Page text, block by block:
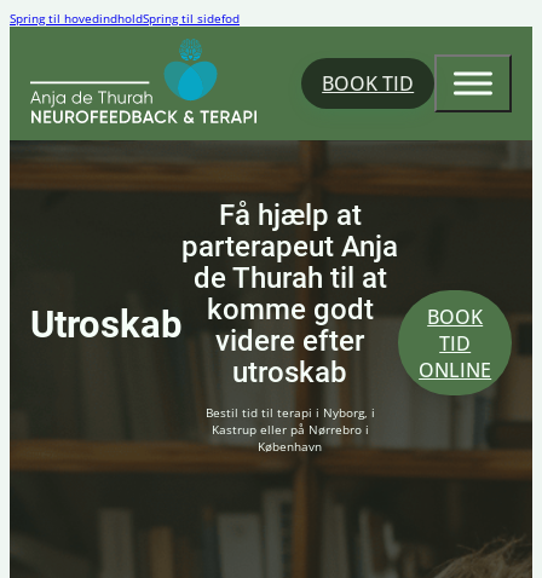
Spring til hovedindholdSpring til sidefod
BOOK TID
Utroskab
Få hjælp at
parterapeut Anja
de Thurah til at
komme godt
videre efter
utroskab
Bestil tid til terapi i Nyborg, i
Kastrup eller på Nørrebro i
København
BOOK
TID
ONLINE